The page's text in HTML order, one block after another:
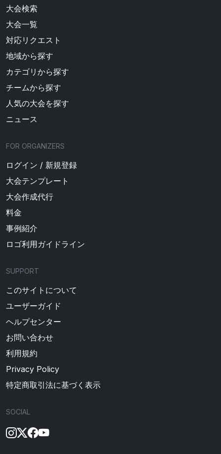
大会検索
大会一覧
対応リクエスト
地域から探す
カテゴリから探す
チームから探す
人気の大会を探す
ニュース
FOR ORGANIZERS
ログイン / 新規登録
大会テンプレート
大会作成代行
料金
事例紹介
ロゴ利用ガイドライン
SUPPORT
このサイトについて
ユーザーガイド
ヘルプセンター
お問い合わせ
利用規約
Privacy Policy
特定商取引法に基づく表示
SOCIAL